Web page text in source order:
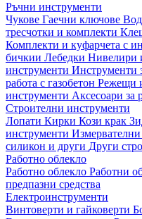
Ръчни инструменти
Чукове Гаечни ключове
тресчотки и комплекти
Комплекти и куфарчета с
бичкии Лебедки Нивелири
инструменти Инструменти
работа с газобетон Режещи
инструменти Аксесоари за
Строителни инструменти
Лопати Кирки Кози крак
инструменти
силикон и други Други
Работно облекло
Работно облекло Работни
предпазни средства
Електроинструменти
Винтоверти и гайковерти